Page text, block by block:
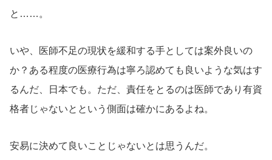
と……。
いや、医師不足の現状を緩和する手としては案外良いの
か？ある程度の医療行為は寧ろ認めても良いような気はす
るんだ、日本でも。ただ、責任をとるのは医師であり有資
格者じゃないとという側面は確かにあるよね。
安易に決めて良いことじゃないとは思うんだ。